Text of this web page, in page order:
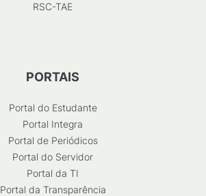
RSC-TAE
PORTAIS
Portal do Estudante
Portal Integra
Portal de Periódicos
Portal do Servidor
Portal da TI
Portal da Transparência